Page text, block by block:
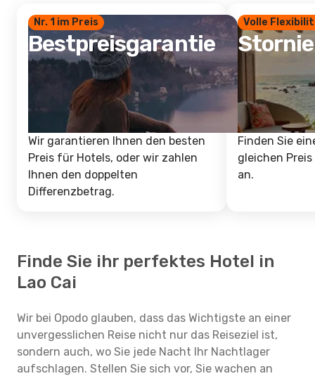
Nr. 1 im Preis
Bestpreisgarantie
Wir garantieren Ihnen den besten
Preis für Hotels, oder wir zahlen
Ihnen den doppelten
Differenzbetrag.
Volle
Finden Sie
gleichen
an.
Finde Sie ihr perfektes Hotel in
Lao Cai
Wir bei Opodo glauben, dass das Wichtigste an einer
unvergesslichen Reise nicht nur das Reiseziel ist,
sondern auch, wo Sie jede Nacht Ihr Nachtlager
aufschlagen. Stellen Sie sich vor, Sie wachen an